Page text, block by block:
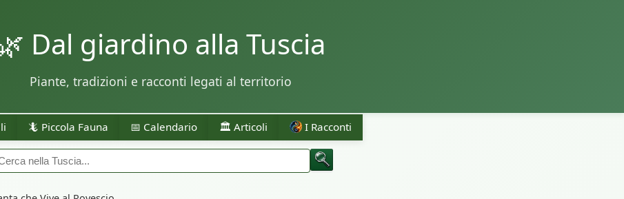
Dal giardino alla Tuscia
Piante, tradizioni e racconti legati al territorio
🦎 Piccola Fauna 📅 Calendario 🏛️ Articoli I Racconti